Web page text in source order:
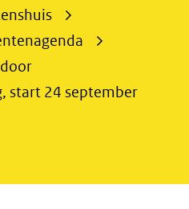
start 24 september